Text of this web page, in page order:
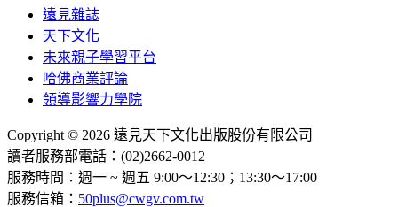
遠見雜誌
天下文化
未來親子學習平台
哈佛商業評論
領導影響力學院
Copyright © 2026 遠見天下文化出版股份有限公司
讀者服務部電話：(02)2662-0012
服務時間：週一 ~ 週五 9:00～12:30；13:30～17:00
服務信箱： 50plus@cwgv.com.tw